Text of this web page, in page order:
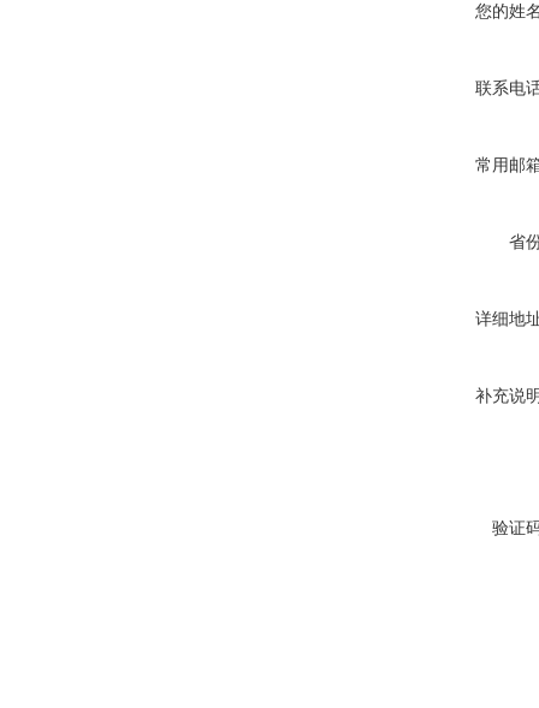
您的姓
联系电
常用邮
省
详细地
补充说
验证